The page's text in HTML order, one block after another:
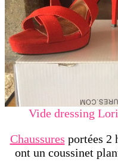
Vide dressing
Chaussures portées 2
ont un coussinet